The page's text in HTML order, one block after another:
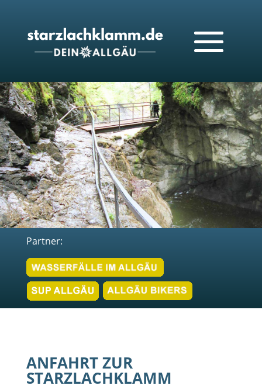
Partner:
ANFAHRT ZUR
STARZLACHKLAMM